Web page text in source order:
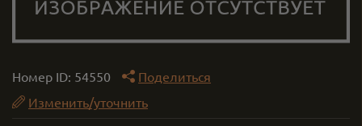
Номер ID: 54550
Поделиться
Изменить/уточнить